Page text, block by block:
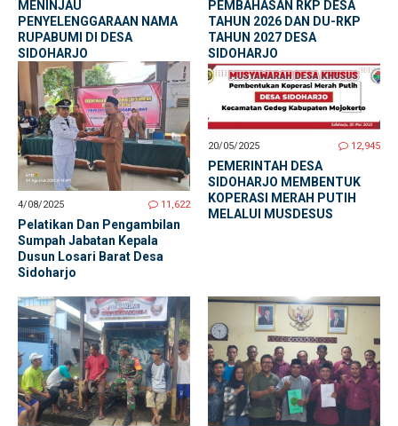
MENINJAU
PENYELENGGARAAN NAMA
RUPABUMI DI DESA
SIDOHARJO
PEMBAHASAN RKP DESA
TAHUN 2026 DAN DU-RKP
TAHUN 2027 DESA
SIDOHARJO
4/08/2025 11,622
Pelatikan Dan Pengambilan
Sumpah Jabatan Kepala
Dusun Losari Barat Desa
Sidoharjo
20/05/2025 12,945
PEMERINTAH DESA
SIDOHARJO MEMBENTUK
KOPERASI MERAH PUTIH
MELALUI MUSDESUS